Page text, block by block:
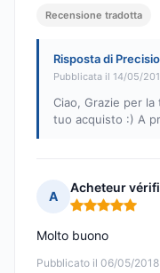
Recensione tradotta
Risposta di
Pubblicata il 14/05/
Ciao, Grazie per
tuo acquisto :) A
A
Acheteur
Nota: 5 su 5
Pubblicato il 06/05/
Molto buono